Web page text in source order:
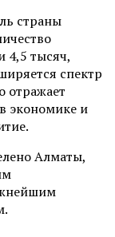
страны
4,5 тысяч,
спектр
отражает
экономике и
Алматы,